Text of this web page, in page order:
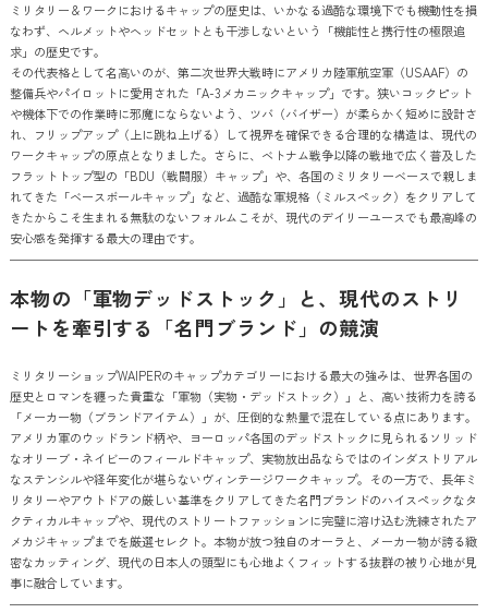
ミリタリー＆ワークにおけるキャップの歴史は、いかなる過酷な環境下でも機動性を損
なわず、ヘルメットやヘッドセットとも干渉しないという「機能性と携行性の極限追
求」の歴史です。
その代表格として名高いのが、第二次世界大戦時にアメリカ陸軍航空軍（USAAF）の
整備兵やパイロットに愛用された「A-3メカニックキャップ」です。狭いコックピット
や機体下での作業時に邪魔にならないよう、ツバ（バイザー）が柔らかく短めに設計さ
れ、フリップアップ（上に跳ね上げる）して視界を確保できる合理的な構造は、現代の
ワークキャップの原点となりました。さらに、ベトナム戦争以降の戦地で広く普及した
フラットトップ型の「BDU（戦闘服）キャップ」や、各国のミリタリーベースで親しま
れてきた「ベースボールキャップ」など、過酷な軍規格（ミルスペック）をクリアして
きたからこそ生まれる無駄のないフォルムこそが、現代のデイリーユースでも最高峰の
安心感を発揮する最大の理由です。
本物の「軍物デッドストック」と、現代のストリ
ートを牽引する「名門ブランド」の競演
ミリタリーショップWAIPERのキャップカテゴリーにおける最大の強みは、世界各国の
歴史とロマンを纏った貴重な「軍物（実物・デッドストック）」と、高い技術力を誇る
「メーカー物（ブランドアイテム）」が、圧倒的な熱量で混在している点にあります。
アメリカ軍のウッドランド柄や、ヨーロッパ各国のデッドストックに見られるソリッド
なオリーブ・ネイビーのフィールドキャップ、実物放出品ならではのインダストリアル
なステンシルや経年変化が堪らないヴィンテージワークキャップ。その一方で、長年ミ
リタリーやアウトドアの厳しい基準をクリアしてきた名門ブランドのハイスペックなタ
クティカルキャップや、現代のストリートファッションに完璧に溶け込む洗練されたア
メカジキャップまでを厳選セレクト。本物が放つ独自のオーラと、メーカー物が誇る緻
密なカッティング、現代の日本人の頭型にも心地よくフィットする抜群の被り心地が見
事に融合しています。